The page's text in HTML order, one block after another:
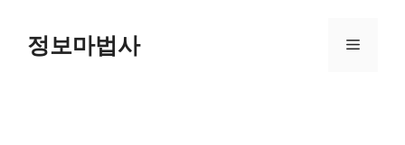
정보마법사 메